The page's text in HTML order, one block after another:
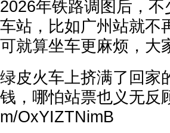
2026年铁路调图后，
车站，比如广州站就不
可就算坐车更麻烦，大
绿皮火车上挤满了回家
钱，哪怕站票也义无
m/OxYIZTNimB